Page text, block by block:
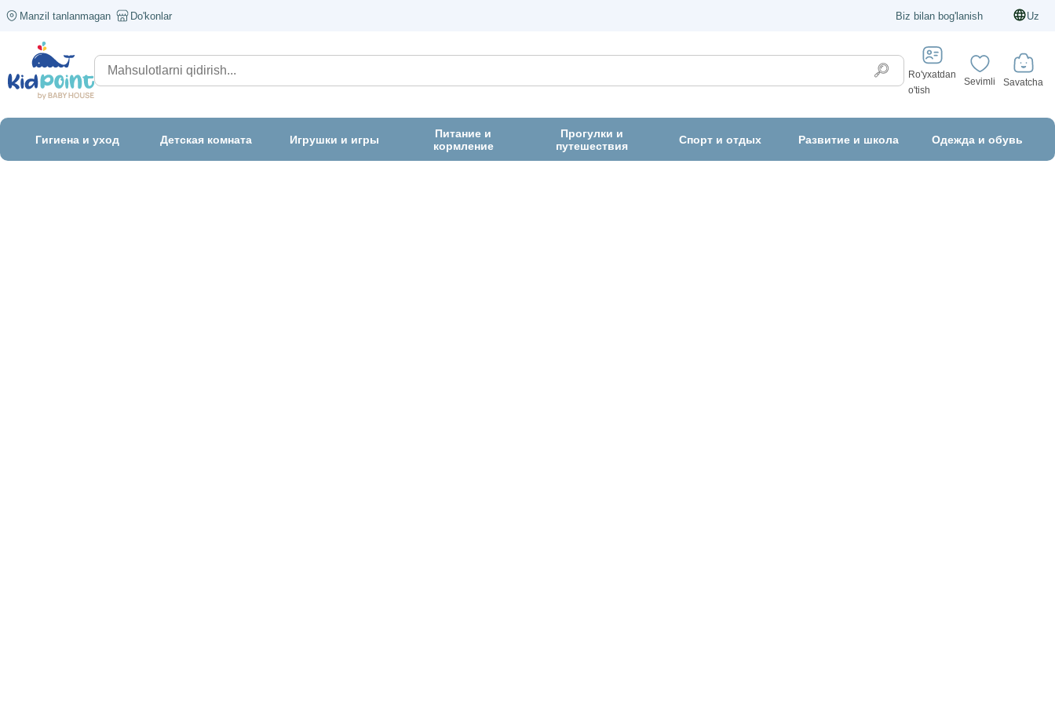
Manzil tanlanmagan Do'konlar Biz bilan bog'lanish Uz
Ro'yxatdan
o'tish
Sevimli Savatcha
Гигиена и уход Детская комната Игрушки и игры
Питание и
кормление
Прогулки и
путешествия
Спорт и отдых Развитие и школа Одежда и обувь